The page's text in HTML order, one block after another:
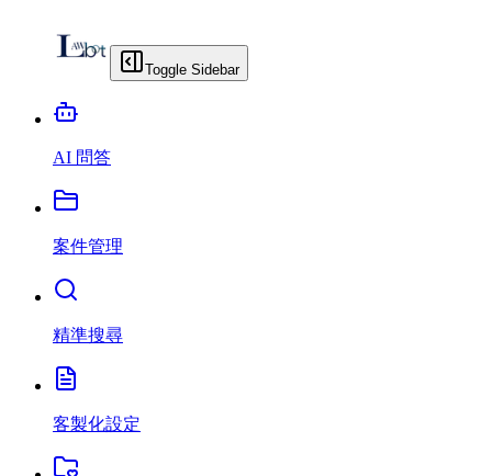
Toggle Sidebar
AI 問答
案件管理
精準搜尋
客製化設定